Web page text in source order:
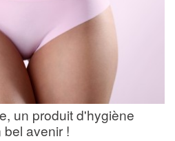
un produit d'hygiène
avenir !